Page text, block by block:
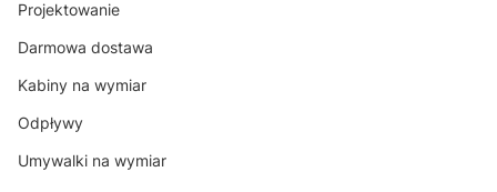
Projektowanie
Darmowa dostawa
Kabiny na wymiar
Odpływy
Umywalki na wymiar